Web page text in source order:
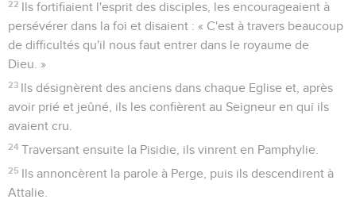
22 Ils fortifiaient l'esprit des disciples, les encourageaient à
persévérer dans la foi et disaient : « C'est à travers beaucoup
de difficultés qu'il nous faut entrer dans le royaume de
Dieu. »
23 Ils désignèrent des anciens dans chaque Eglise et, après
avoir prié et jeûné, ils les confièrent au Seigneur en qui ils
avaient cru.
24 Traversant ensuite la Pisidie, ils vinrent en Pamphylie.
25 Ils annoncèrent la parole à Perge, puis ils descendirent à
Attalie.